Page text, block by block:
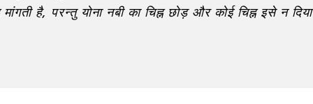
है, परन्तु योना नबी का चिह्न छोड़ और कोई चिह्न इसे न दिया